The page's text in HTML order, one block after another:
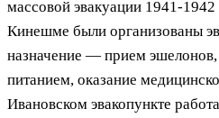
массовой эвакуации 1941-1942
Кинешме были организованы
назначение — прием
питанием, оказание
Ивановском эвакопункте